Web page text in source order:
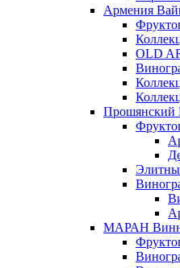
Армения
OLD
Прошянский
МАРАН